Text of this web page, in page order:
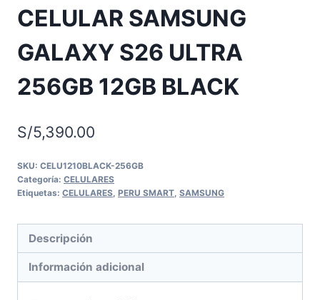
CELULAR SAMSUNG
GALAXY S26 ULTRA
256GB 12GB BLACK
S/5,390.00
SKU: CELU1210BLACK-256GB
Categoría: CELULARES
Etiquetas: CELULARES PERU SMART SAMSUNG
Descripción
Información adicional